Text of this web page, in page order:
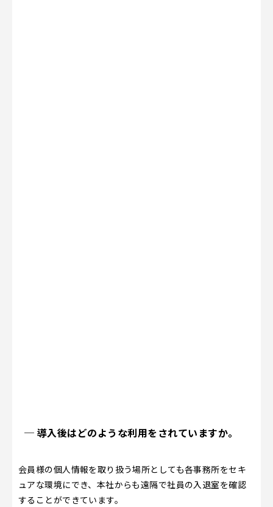
─ 導入後はどのような利用をされていますか。
会員様の個人情報を取り扱う場所としても各事務所をセキ
ュアな環境にでき、本社からも遠隔で社員の入退室を確認
することができています。